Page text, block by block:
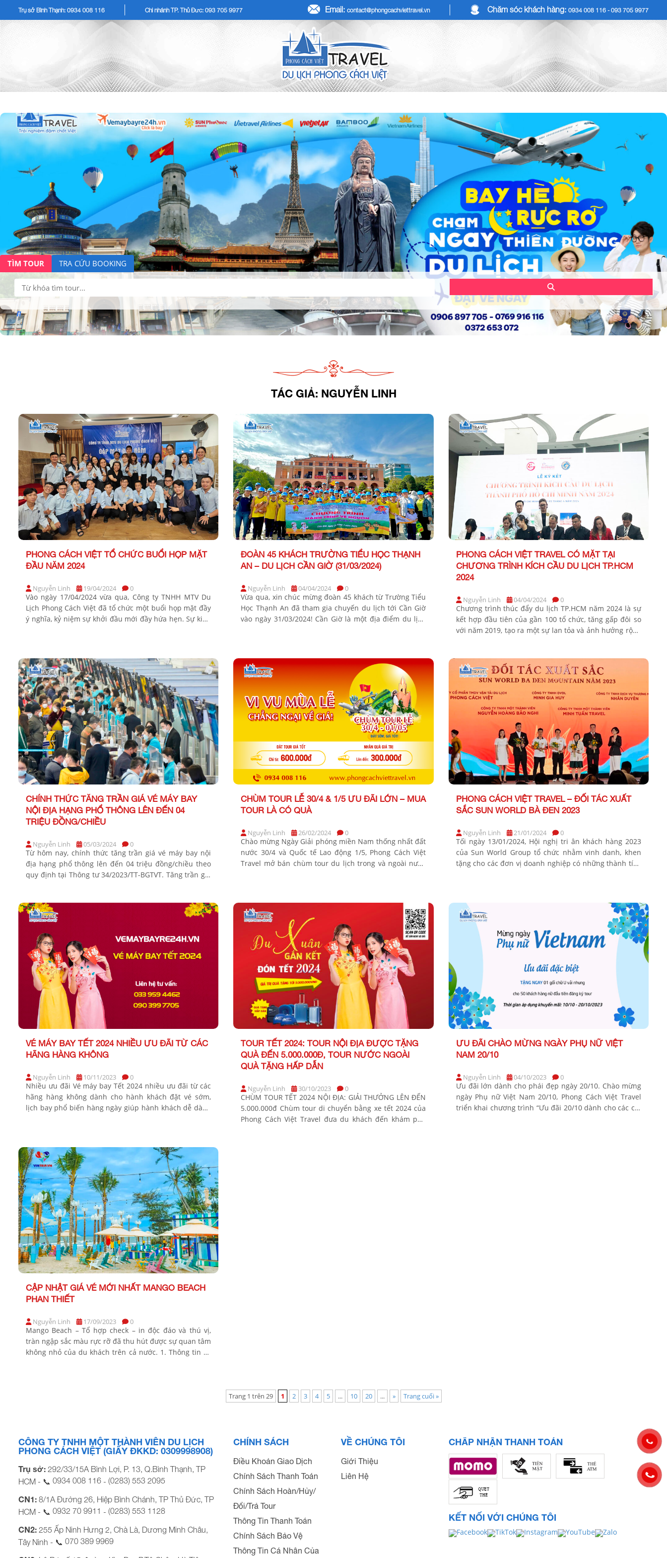
Trụ sở Bình Thạnh: 0934 008 116 Chi nhánh TP. Thủ Đức: 093 705 9977 Email: contact@phongcachviettravel.vn Chăm sóc khách hàng: 0934 008 116 - 093 705 9977
TÌM TOUR TRA CỨU BOOKING
Tìm
kiếm:
TÁC GIẢ: NGUYỄN LINH
PHONG CÁCH VIỆT TỔ CHỨC BUỔI HỌP MẶT
ĐẦU NĂM 2024
Nguyễn Linh 19/04/2024 0
Vào ngày 17/04/2024 vừa qua, Công ty TNHH MTV Du
Lịch Phong Cách Việt đã tổ chức một buổi họp mặt đầy
ý nghĩa, kỷ niệm sự khởi đầu mới đầy hứa hẹn. Sự kiện
ĐOÀN 45 KHÁCH TRƯỜNG TIỂU HỌC THẠNH
AN – DU LỊCH CẦN GIỜ (31/03/2024)
Nguyễn Linh 04/04/2024 0
Vừa qua, xin chúc mừng đoàn 45 khách từ Trường Tiểu
Học Thạnh An đã tham gia chuyến du lịch tới Cần Giờ
vào ngày 31/03/2024! Cần Giờ là một địa điểm du lịch
PHONG CÁCH VIỆT TRAVEL CÓ MẶT TẠI
CHƯƠNG TRÌNH KÍCH CẦU DU LỊCH TP.HCM
2024
Nguyễn Linh 04/04/2024 0
Chương trình thúc đẩy du lịch TP.HCM năm 2024 là sự
kết hợp đầu tiên của gần 100 tổ chức, tăng gấp đôi so
với năm 2019, tạo ra một sự lan tỏa và ảnh hưởng rộng
CHÍNH THỨC TĂNG TRẦN GIÁ VÉ MÁY BAY
NỘI ĐỊA HẠNG PHỔ THÔNG LÊN ĐẾN 04
TRIỆU ĐỒNG/CHIỀU
Nguyễn Linh 05/03/2024 0
Từ hôm nay, chính thức tăng trần giá vé máy bay nội
địa hạng phổ thông lên đến 04 triệu đồng/chiều theo
quy định tại Thông tư 34/2023/TT-BGTVT. Tăng trần giá
chuyển hành khách hạng phổ thông cơ […]
CHÙM TOUR LỄ 30/4 & 1/5 ƯU ĐÃI LỚN – MUA
TOUR LÀ CÓ QUÀ
Nguyễn Linh 26/02/2024 0
Chào mừng Ngày Giải phóng miền Nam thống nhất đất
nước 30/4 và Quốc tế Lao động 1/5, Phong Cách Việt
Travel mở bán chùm tour du lịch trong và ngoài nước
PHONG CÁCH VIỆT TRAVEL – ĐỐI TÁC XUẤT
SẮC SUN WORLD BÀ ĐEN 2023
Nguyễn Linh 21/01/2024 0
Tối ngày 13/01/2024, Hội nghị tri ân khách hàng 2023
của Sun World Group tổ chức nhằm vinh danh, khen
tặng cho các đơn vị doanh nghiệp có những thành tích
VÉ MÁY BAY TẾT 2024 NHIỀU ƯU ĐÃI TỪ CÁC
HÃNG HÀNG KHÔNG
Nguyễn Linh 10/11/2023 0
Nhiều ưu đãi Vé máy bay Tết 2024 nhiều ưu đãi từ các
hãng hàng không dành cho hành khách đặt vé sớm,
lịch bay phổ biến hàng ngày giúp hành khách dễ dàng
TOUR TẾT 2024: TOUR NỘI ĐỊA ĐƯỢC TẶNG
QUÀ ĐẾN 5.000.000Đ, TOUR NƯỚC NGOÀI
QUÀ TẶNG HẤP DẪN
Nguyễn Linh 30/10/2023 0
CHÙM TOUR TẾT 2024 NỘI ĐỊA: GIẢI THƯỞNG LÊN ĐẾN
5.000.000đ Chùm tour di chuyển bằng xe tết 2024 của
Phong Cách Việt Travel đưa du khách đến khám phá
ƯU ĐÃI CHÀO MỪNG NGÀY PHỤ NỮ VIỆT
NAM 20/10
Nguyễn Linh 04/10/2023 0
Ưu đãi lớn dành cho phái đẹp ngày 20/10. Chào mừng
ngày Phụ nữ Việt Nam 20/10, Phong Cách Việt Travel
triển khai chương trình “Ưu đãi 20/10 dành cho các chị
CẬP NHẬT GIÁ VÉ MỚI NHẤT MANGO BEACH
PHAN THIẾT
Nguyễn Linh 17/09/2023 0
Mango Beach – Tổ hợp check – in độc đáo và thú vị,
tràn ngập sắc màu rực rỡ đã thu hút được sự quan tâm
không nhỏ của du khách trên cả nước. 1. Thông tin về
Trang 1 trên 29 1 2 3 4 5 ... 10 20 ... » Trang cuối »
CÔNG TY TNHH MỘT THÀNH VIÊN DU LỊCH
PHONG CÁCH VIỆT (GIẤY ĐKKD: 0309998908)
Trụ sở: 292/33/15A Bình Lợi, P. 13, Q.Bình Thạnh, TP
HCM - 📞 0934 008 116 - (0283) 553 2095
CN1: 8/1A Đường 26, Hiệp Bình Chánh, TP Thủ Đức, TP
HCM - 📞 0932 70 9911 - (0283) 553 1128
CN2: 255 Ấp Ninh Hưng 2, Chà Là, Dương Minh Châu,
Tây Ninh - 📞 070 389 9969
CHÍNH SÁCH
Điều Khoản Giao Dịch
Chính Sách Thanh Toán
Chính Sách Hoàn/Hủy/
Đổi/Trả Tour
Thông Tin Thanh Toán
Chính Sách Bảo Vệ
Thông Tin Cá Nhân Của
VỀ CHÚNG TÔI
Giới Thiệu
Liên Hệ
CHẤP NHẬN THANH TOÁN
KẾT NỐI VỚI CHÚNG TÔI